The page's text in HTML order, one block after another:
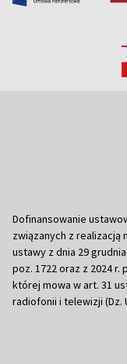
Dofinansowanie
związanych z realizacją
ustawy z dnia 29
poz. 1722 oraz z 2024
której mowa w art. 31
radiofonii i telewizji (Dz.